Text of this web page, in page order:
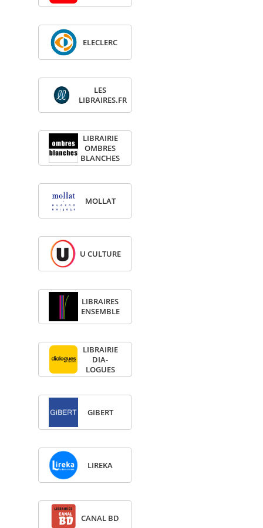
ELE­CLERC
LES
LIBRAIRES.FR
LIBRAI­RIE
OMBRES
BLANCHES
MOL­LAT
U CULTURE
LIBRAIRES
ENSEMBLE
LIBRAI­RIE
DIA­
LOGUES
GIBERT
LIREKA
CANAL BD